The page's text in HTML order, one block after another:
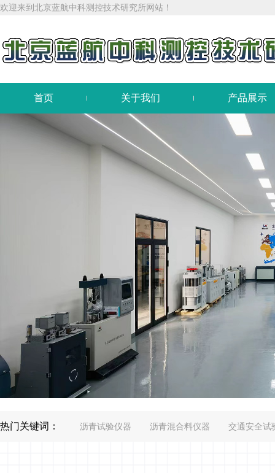
欢迎来到北京蓝航中科测控技术研究所网站！
首页 关于我们 产品展示
热门关键词： 沥青试验仪器 沥青混合料仪器 交通安全试